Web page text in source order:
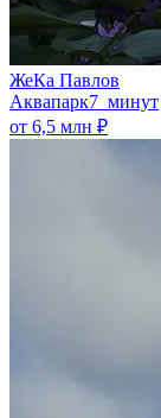
ЖеКа Павлов
Аквапарк7 минут
от 6,5 млн ₽